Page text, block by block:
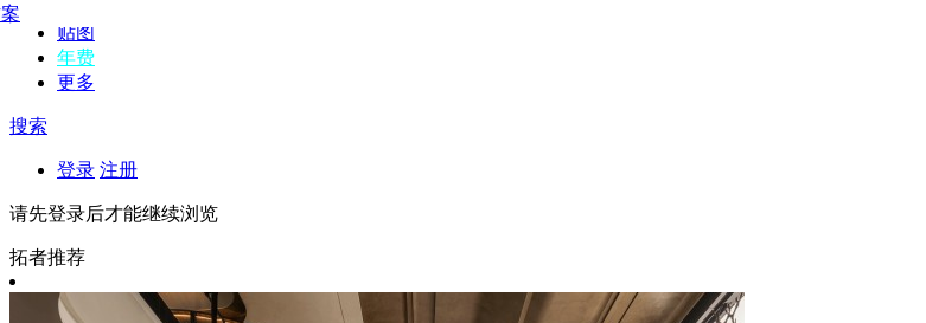
贴图
年费
更多
搜索
登录 注册
请先登录后才能继续浏览
拓者推荐